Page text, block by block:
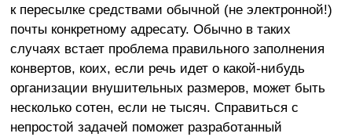
к пересылке средствами обычной (не электронной!)
почты конкретному адресату. Обычно в таких
случаях встает проблема правильного заполнения
конвертов, коих, если речь идет о какой-нибудь
организации внушительных размеров, может быть
несколько сотен, если не тысяч. Справиться с
непростой задачей поможет разработанный